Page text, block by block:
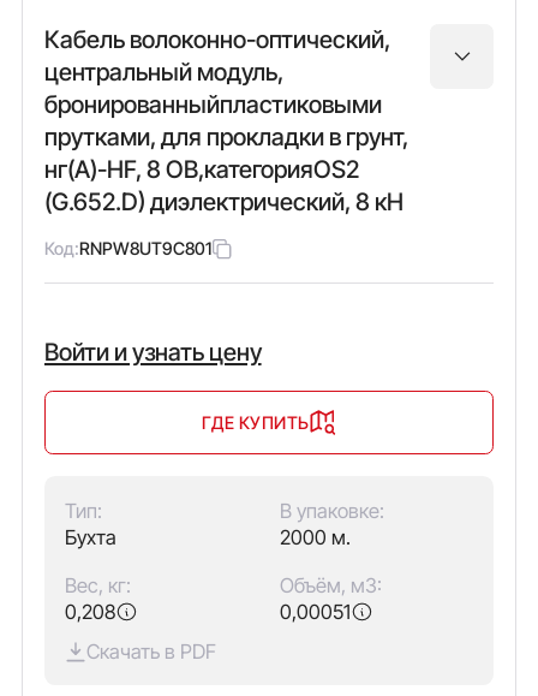
Кабель волоконно-оптический,
центральный модуль,
бронированныйпластиковыми
прутками, для прокладки в грунт,
нг(А)-HF, 8 ОВ,категорияOS2
(G.652.D) диэлектрический, 8 кН
Код:RNPW8UT9C801
Войти и узнать цену
ГДЕ КУПИТЬ
Тип:
Бухта
В упаковке:
2000 м.
Вес, кг:
0,208
Объём, м3:
0,00051
Скачать в PDF